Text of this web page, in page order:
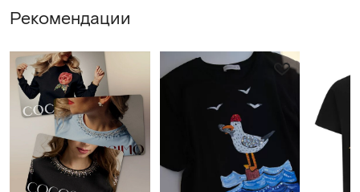
WhatsApp
Telegram
cocossimo.shop@gmail.com
Рекомендации